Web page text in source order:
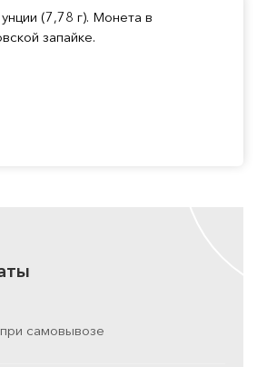
(7,78 г). Монета в
запайке.
самовывозе